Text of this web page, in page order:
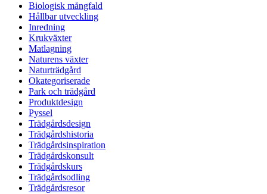
Biologisk mångfald
Hållbar utveckling
Inredning
Krukväxter
Matlagning
Naturens växter
Naturträdgård
Okategoriserade
Park och trädgård
Produktdesign
Pyssel
Trädgårdsdesign
Trädgårdshistoria
Trädgårdsinspiration
Trädgårdskonsult
Trädgårdskurs
Trädgårdsodling
Trädgårdsresor